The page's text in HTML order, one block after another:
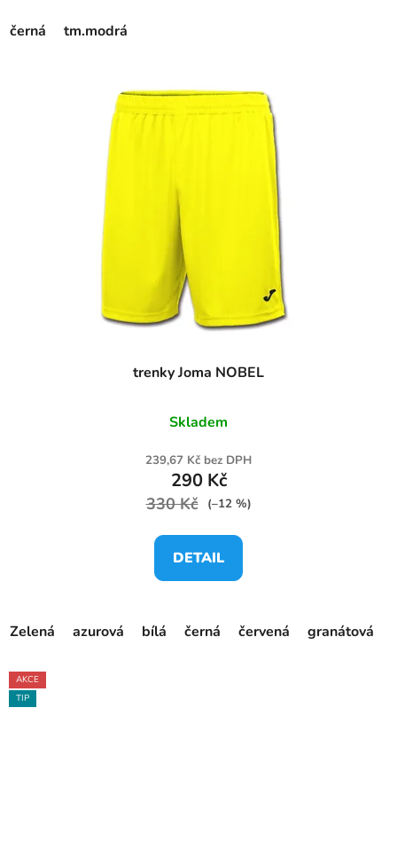
černá tm.modrá
trenky Joma NOBEL
Skladem
239,67 Kč bez DPH
290 Kč
330 Kč (–12 %)
DETAIL
Zelená azurová bílá černá červená granátová
AKCE
TIP